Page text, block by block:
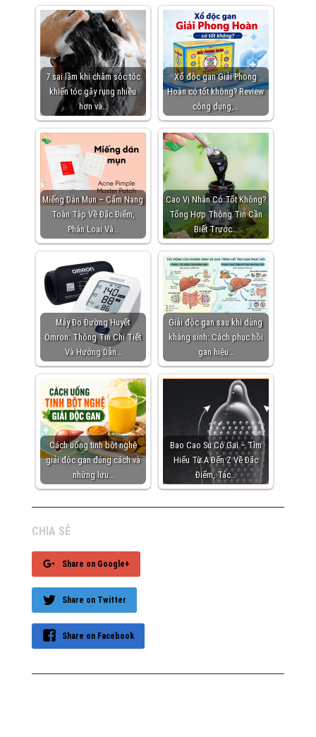
7 sai lầm khi chăm sóc tóc
khiến tóc gãy rụng nhiều
hơn và…
Xổ độc gan Giải Phong
Hoàn có tốt không? Review
công dụng,…
Miếng Dán Mụn – Cẩm Nang
Toàn Tập Về Đặc Điểm,
Phân Loại Và…
Cao Vị Nhân Có Tốt Không?
Tổng Hợp Thông Tin Cần
Biết Trước…
Máy Đo Đường Huyết
Omron: Thông Tin Chi Tiết
Và Hướng Dẫn…
Giải độc gan sau khi dùng
kháng sinh: Cách phục hồi
gan hiệu…
Cách uống tinh bột nghệ
giải độc gan đúng cách và
những lưu…
Bao Cao Su Có Gai – Tìm
Hiểu Từ A Đến Z Về Đặc
Điểm, Tác…
CHIA SẺ
Share on Google+
Share on Twitter
Share on Facebook